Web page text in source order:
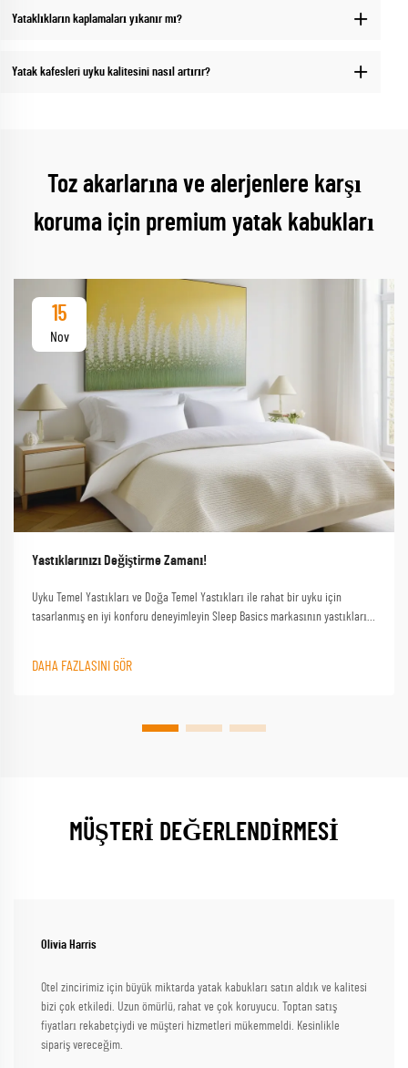
Yataklıkların kaplamaları yıkanır mı?
Yatak kafesleri uyku kalitesini nasıl artırır?
Toz akarlarına ve alerjenlere karşı
koruma için premium yatak kabukları
15
Nov
Yastıklarınızı Değiştirme Zamanı!
Uyku Temel Yastıkları ve Doğa Temel Yastıkları ile rahat bir uyku için
tasarlanmış en iyi konforu deneyimleyin Sleep Basics markasının yastıkları
DAHA FAZLASINI GÖR
MÜŞTERİ DEĞERLENDİRMESİ
Olivia Harris
Otel zincirimiz için büyük miktarda yatak kabukları satın aldık ve kalitesi
bizi çok etkiledi. Uzun ömürlü, rahat ve çok koruyucu. Toptan satış
fiyatları rekabetçiydi ve müşteri hizmetleri mükemmeldi. Kesinlikle
sipariş vereceğim.